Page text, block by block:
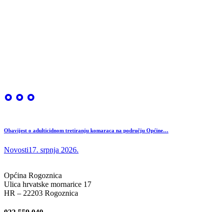
Obavijest o adulticidnom tretiranju komaraca na području Općine…
Novosti17. srpnja 2026.
Općina Rogoznica
Ulica hrvatske mornarice 17
HR – 22203 Rogoznica